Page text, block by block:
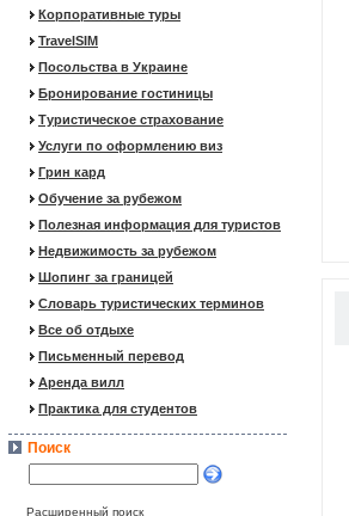
Корпоративные туры
TravelSIM
Посольства в Украине
Бронирование гостиницы
Туристическое страхование
Услуги по оформлению виз
Грин кард
Обучение за рубежом
Полезная информация для туристов
Недвижимость за рубежом
Шопинг за границей
Словарь туристических терминов
Все об отдыхе
Письменный перевод
Аренда вилл
Практика для студентов
Поиск
Расширенный поиск